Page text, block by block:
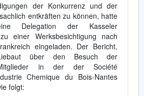
der Konkurrenz und der
entkräften zu können, hatte
Delegation der Kasseler
einer Werksbesichtigung nach
eingeladen. Der Bericht,
über den Besuch der
Mitglieder in der der Société
Chemique du Bois-Nantes
folgt: